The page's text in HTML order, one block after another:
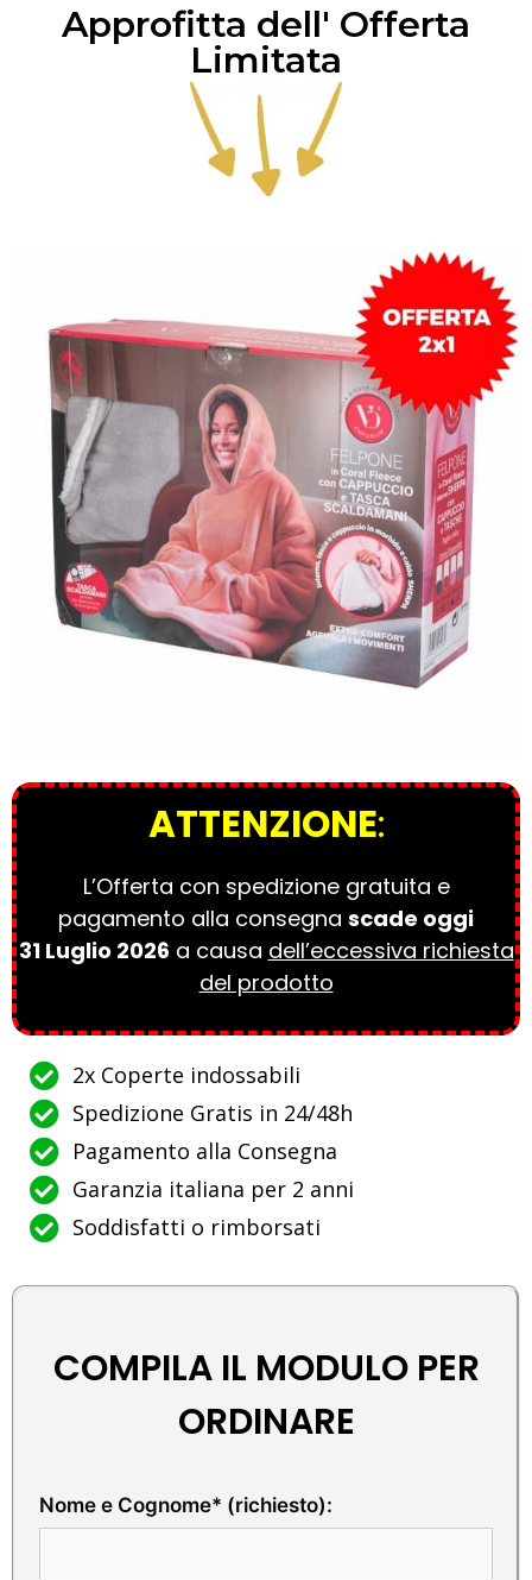
Approfitta dell' Offerta
Limitata
ATTENZIONE:
L’Offerta con spedizione gratuita e
pagamento alla consegna scade oggi
31 Luglio 2026 a causa dell’eccessiva richiesta
del prodotto
2x Coperte indossabili
Spedizione Gratis in 24/48h
Pagamento alla Consegna
Garanzia italiana per 2 anni
Soddisfatti o rimborsati
COMPILA IL MODULO PER
ORDINARE
Nome e Cognome* (richiesto):